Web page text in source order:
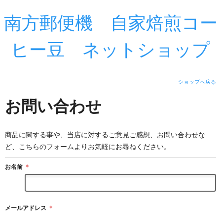
南方郵便機 自家焙煎コー
ヒー豆 ネットショップ
ショップへ戻る
お問い合わせ
商品に関する事や、当店に対するご意見ご感想、お問い合わせな
ど、こちらのフォームよりお気軽にお尋ねください。
お名前 ＊
メールアドレス ＊